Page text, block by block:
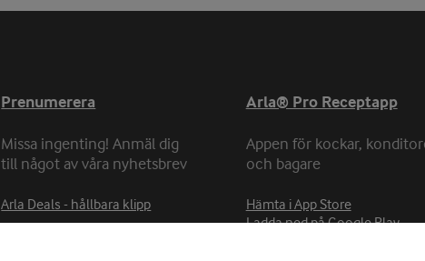
Prenumerera
Missa ingenting! Anmäl dig
till något av våra nyhetsbrev
Arla Deals - hållbara klipp
Arla® Pro Receptapp
Appen för kockar,
och bagare
Hämta i App Store
Ladda ned på Google Play